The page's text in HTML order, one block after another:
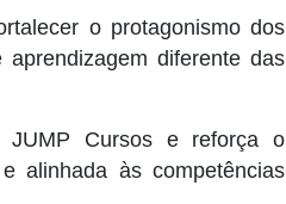
o protagonismo dos
diferente das
Cursos e reforça o
alinhada às competências